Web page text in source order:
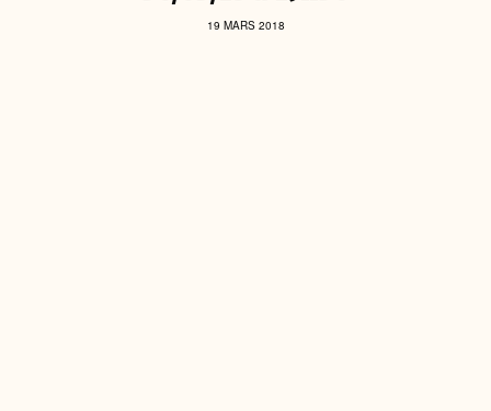
19 MARS 2018